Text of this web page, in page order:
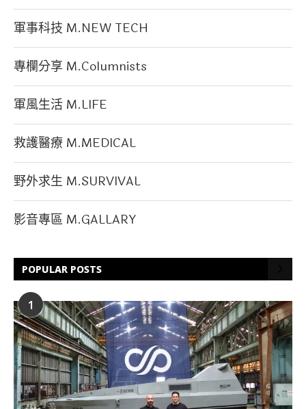
軍事科技 M.NEW TECH
專欄分享 M.Columnists
軍風生活 M.LIFE
救護醫療 M.MEDICAL
野外求生 M.SURVIVAL
影音專區 M.GALLARY
POPULAR POSTS
1